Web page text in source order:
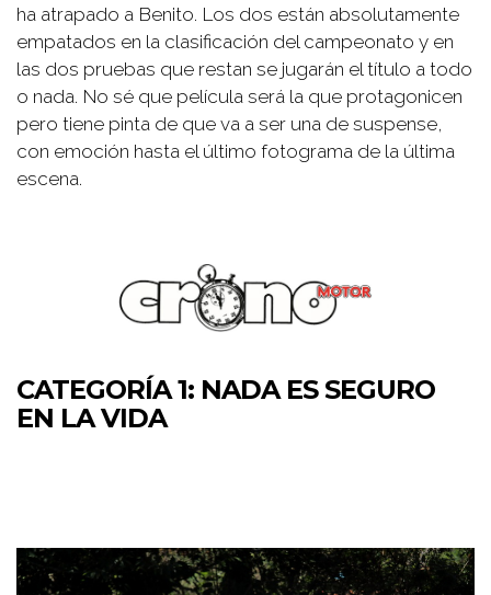
ha atrapado a Benito. Los dos están absolutamente
empatados en la clasificación del campeonato y en
las dos pruebas que restan se jugarán el título a todo
o nada. No sé que película será la que protagonicen
pero tiene pinta de que va a ser una de suspense,
con emoción hasta el último fotograma de la última
escena.
CATEGORÍA 1: NADA ES SEGURO
EN LA VIDA